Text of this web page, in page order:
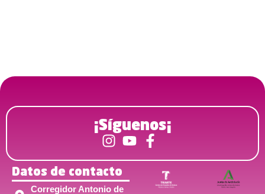
¡Síguenos¡
Datos de contacto
Corregidor Antonio de